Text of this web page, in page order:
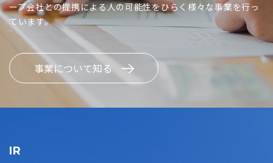
ープ会社との提携による人の可能性をひらく様々な事業を行っ
ています。
事業について知る
IR